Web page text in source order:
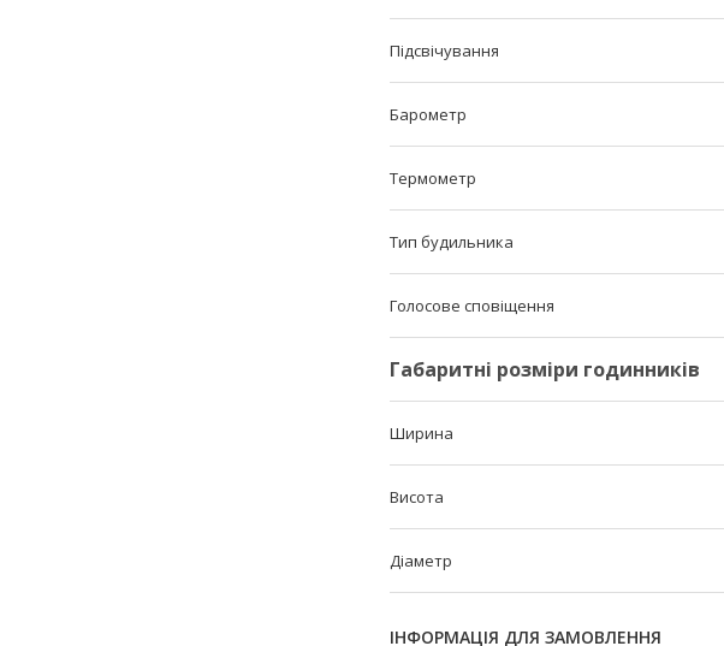
Підсвічування
Барометр
Термометр
Тип будильника
Голосове сповіщення
Габаритні розміри годинників
Ширина
Висота
Діаметр
ІНФОРМАЦІЯ ДЛЯ ЗАМОВЛЕННЯ